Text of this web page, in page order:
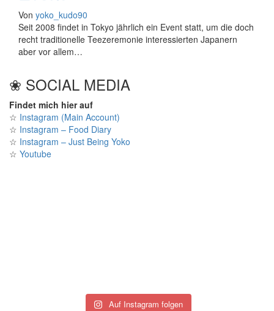
Von yoko_kudo90
Seit 2008 findet in Tokyo jährlich ein Event statt, um die doch
recht traditionelle Teezeremonie interessierten Japanern
aber vor allem…
❀ SOCIAL MEDIA
Findet mich hier auf
☆ Instagram (Main Account)
☆ Instagram – Food Diary
☆ Instagram – Just Being Yoko
☆ Youtube
Auf Instagram folgen